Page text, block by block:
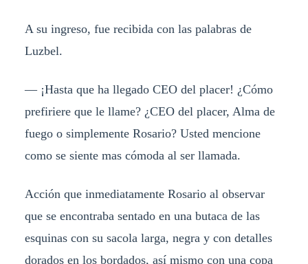
A su ingreso, fue recibida con las palabras de
Luzbel.
— ¡Hasta que ha llegado CEO del placer! ¿Cómo
prefiriere que le llame? ¿CEO del placer, Alma de
fuego o simplemente Rosario? Usted mencione
como se siente mas cómoda al ser llamada.
Acción que inmediatamente Rosario al observar
que se encontraba sentado en una butaca de las
esquinas con su sacola larga, negra y con detalles
dorados en los bordados, así mismo con una copa